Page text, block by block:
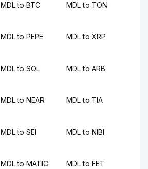
MDL to BTC MDL to TON
MDL to PEPE MDL to XRP
MDL to SOL MDL to ARB
MDL to NEAR MDL to TIA
MDL to SEI MDL to NIBI
MDL to MATIC MDL to FET